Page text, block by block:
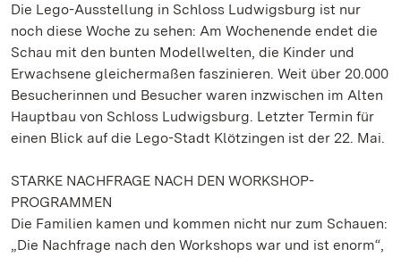
Die Lego-Ausstellung in Schloss Ludwigsburg ist nur
noch diese Woche zu sehen: Am Wochenende endet die
Schau mit den bunten Modellwelten, die Kinder und
Erwachsene gleichermaßen faszinieren. Weit über 20.000
Besucherinnen und Besucher waren inzwischen im Alten
Hauptbau von Schloss Ludwigsburg. Letzter Termin für
einen Blick auf die Lego-Stadt Klötzingen ist der 22. Mai.
STARKE NACHFRAGE NACH DEN WORKSHOP-
PROGRAMMEN
Die Familien kamen und kommen nicht nur zum Schauen:
„Die Nachfrage nach den Workshops war und ist enorm“,